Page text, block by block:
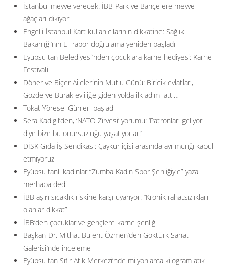
İstanbul meyve verecek: İBB Park ve Bahçelere meyve
ağaçları dikiyor
Engelli İstanbul Kart kullanıcılarının dikkatine: Sağlık
Bakanlığı’nın E- rapor doğrulama yeniden başladı
Eyüpsultan Belediyesi’nden çocuklara karne hediyesi: Karne
Festivali
Döner ve Biçer Ailelerinin Mutlu Günü: Biricik evlatları,
Gözde ve Burak evliliğe giden yolda ilk adımı attı…
Tokat Yöresel Günleri başladı
Sera Kadıgil’den, ‘NATO Zirvesi’ yorumu: ‘Patronları geliyor
diye bize bu onursuzluğu yaşatıyorlar!’
DİSK Gıda İş Sendikası: Çaykur içisi arasında ayrımcılığı kabul
etmiyoruz
Eyüpsultanlı kadınlar “Zumba Kadın Spor Şenliğiyle” yaza
merhaba dedi
İBB aşırı sıcaklık riskine karşı uyarıyor: ”Kronik rahatsızlıkları
olanlar dikkat”
İBB’den çocuklar ve gençlere karne şenliği
Başkan Dr. Mithat Bülent Özmen’den Göktürk Sanat
Galerisi’nde inceleme
Eyüpsultan Sıfır Atık Merkezi’nde milyonlarca kilogram atık